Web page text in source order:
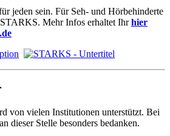
jeden sein. Für Seh- und Hörbehinderte
Mehr Infos erhaltet Ihrhier
von vielen Institutionen unterstützt. Bei
dieser Stelle besonders bedanken.